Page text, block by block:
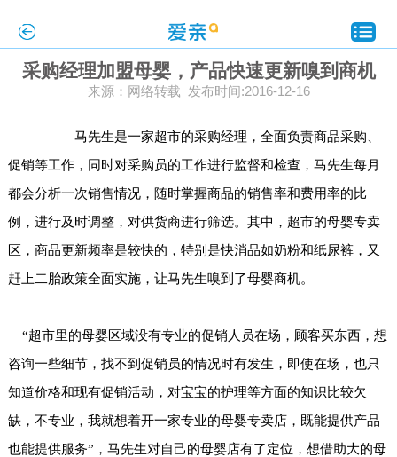
采购经理加盟母婴，产品快速更新嗅到商机
来源：网络转载 发布时间:2016-12-16
马先生是一家超市的采购经理，全面负责商品采购、
促销等工作，同时对采购员的工作进行监督和检查，马先生每月
都会分析一次销售情况，随时掌握商品的销售率和费用率的比
例，进行及时调整，对供货商进行筛选。其中，超市的母婴专卖
区，商品更新频率是较快的，特别是快消品如奶粉和纸尿裤，又
赶上二胎政策全面实施，让马先生嗅到了母婴商机。
“超市里的母婴区域没有专业的促销人员在场，顾客买东西，想
咨询一些细节，找不到促销员的情况时有发生，即使在场，也只
知道价格和现有促销活动，对宝宝的护理等方面的知识比较欠
缺，不专业，我就想着开一家专业的母婴专卖店，既能提供产品
也能提供服务”，马先生对自己的母婴店有了定位，想借助大的母